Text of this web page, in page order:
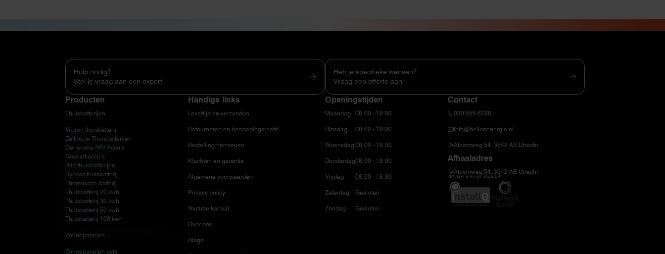
Hulp nodig?
Stel je vraag aan een expert
Producten
Thuisbatterijen
Victron thuisbatterij
Zelfbouw Thuisbatterijen
Generieke 48V Accu’s
Growatt accu’s
Bliq thuisbatterijen
Dyness thuisbatterij
Thermische batterij
Thuisbatterij 20 kwh
Thuisbatterij 30 kwh
Thuisbatterij 50 kwh
Thuisbatterij 100 kwh
Zonnepanelen
Zonnepanelen sets
Handige links
Levertijd en verzenden
Retourneren en herroepingsrecht
Bestelling herroepen
Klachten en garantie
Algemene voorwaarden
Privacy policy
Youtube kanaal
Over ons
Blogs
Heb je specifieke wensen?
Vraag een offerte aan
Openingstijden
Maandag
Dinsdag
Woensdag
Donderdag
Vrijdag
Zaterdag
Zondag
08:00 - 18:00
08:00 - 18:00
08:00 - 18:00
08:00 - 18:00
08:00 - 18:00
Gesloten
Gesloten
Contact
030 555 6788
info@helionenergie.nl
Atoomweg 54, 3542 AB Utrecht
Afhaaladres
Atoomweg 54, 3542 AB Utrecht
Afhalen kan op afspraak